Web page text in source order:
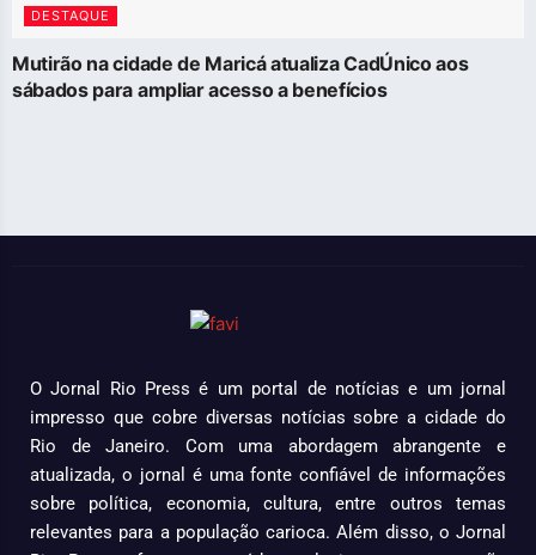
DESTAQUE
Mutirão na cidade de Maricá atualiza CadÚnico aos
sábados para ampliar acesso a benefícios
O Jornal Rio Press é um portal de notícias e um jornal
impresso que cobre diversas notícias sobre a cidade do
Rio de Janeiro. Com uma abordagem abrangente e
atualizada, o jornal é uma fonte confiável de informações
sobre política, economia, cultura, entre outros temas
relevantes para a população carioca. Além disso, o Jornal